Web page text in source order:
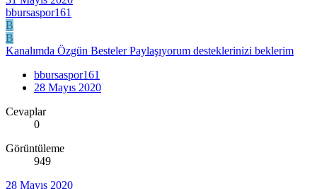
bbursaspor161
B
B
Kanalımda Özgün Besteler Paylaşıyorum desteklerinizi beklerim
bbursaspor161
28 Mayıs 2020
Cevaplar
0
Görüntüleme
949
28 Mayıs 2020